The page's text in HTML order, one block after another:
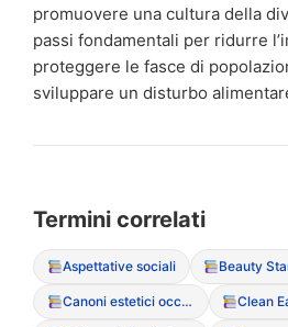
promuovere una cultura della
passi fondamentali per ridurre
proteggere le fasce di
sviluppare un disturbo
Termini correlati
Aspettative sociali
Canoni estetici occidentali